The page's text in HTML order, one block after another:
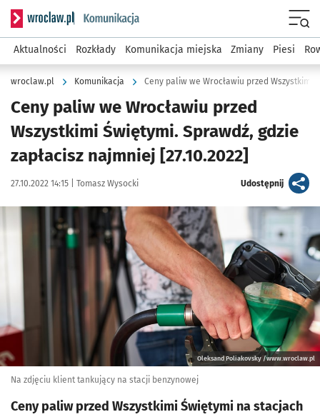
Serwis informacyjny wroclaw.pl podserwis: Komunikacja
Aktualności Rozkłady Komunikacja miejska Zmiany Piesi
wroclaw.pl Komunikacja
Ceny paliw we Wrocławiu przed
Wszystkimi Świętymi. Sprawdź, gdzie
zapłacisz najmniej [27.10.2022]
Data publikacji:
27.10.2022 14:15 | Autor:
Tomasz Wysocki Udostępnijartykuł
Kliknij, aby powiększyć
Oleksand Poliakovsky /www.wroclaw.pl
Na zdjęciu klient tankujący na stacji benzynowej
Ceny paliw przed Wszystkimi Świętymi na stacjach